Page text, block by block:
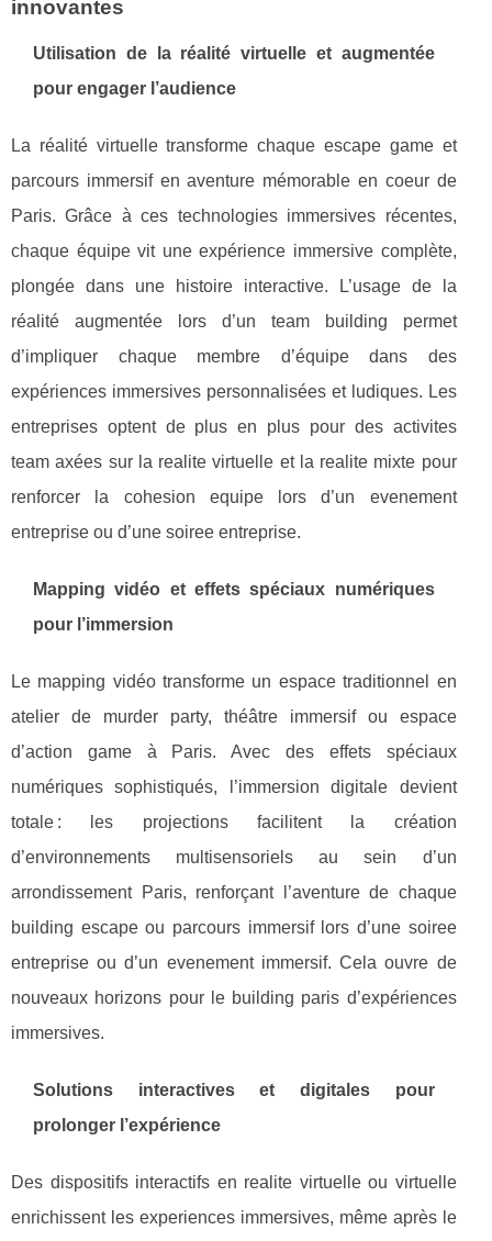
innovantes
Utilisation de la réalité virtuelle et augmentée
pour engager l’audience
La réalité virtuelle transforme chaque escape game et
parcours immersif en aventure mémorable en coeur de
Paris. Grâce à ces technologies immersives récentes,
chaque équipe vit une expérience immersive complète,
plongée dans une histoire interactive. L’usage de la
réalité augmentée lors d’un team building permet
d’impliquer chaque membre d’équipe dans des
expériences immersives personnalisées et ludiques. Les
entreprises optent de plus en plus pour des activites
team axées sur la realite virtuelle et la realite mixte pour
renforcer la cohesion equipe lors d’un evenement
entreprise ou d’une soiree entreprise.
Mapping vidéo et effets spéciaux numériques
pour l’immersion
Le mapping vidéo transforme un espace traditionnel en
atelier de murder party, théâtre immersif ou espace
d’action game à Paris. Avec des effets spéciaux
numériques sophistiqués, l’immersion digitale devient
totale : les projections facilitent la création
d’environnements multisensoriels au sein d’un
arrondissement Paris, renforçant l’aventure de chaque
building escape ou parcours immersif lors d’une soiree
entreprise ou d’un evenement immersif. Cela ouvre de
nouveaux horizons pour le building paris d’expériences
immersives.
Solutions interactives et digitales pour
prolonger l’expérience
Des dispositifs interactifs en realite virtuelle ou virtuelle
enrichissent les experiences immersives, même après le